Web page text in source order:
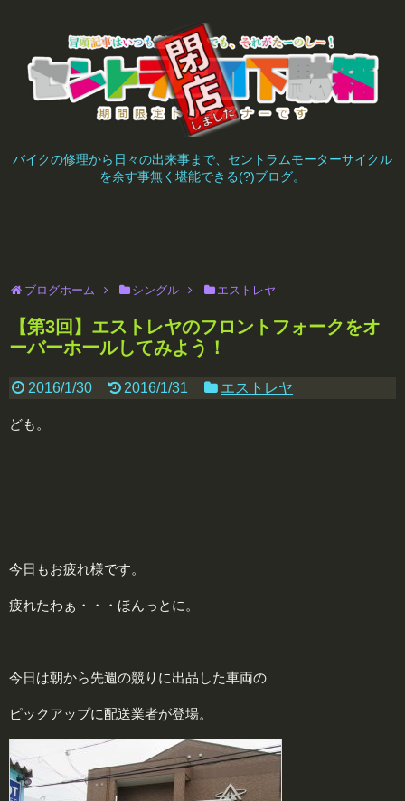
バイクの修理から日々の出来事まで、セントラムモーターサイクル
を余す事無く堪能できる(?)ブログ。
ブログホーム シングル エストレヤ
【第3回】エストレヤのフロントフォークをオ
ーバーホールしてみよう！
2016/1/30 2016/1/31 エストレヤ
ども。
今日もお疲れ様です。
疲れたわぁ・・・ほんっとに。
今日は朝から先週の競りに出品した車両の
ピックアップに配送業者が登場。